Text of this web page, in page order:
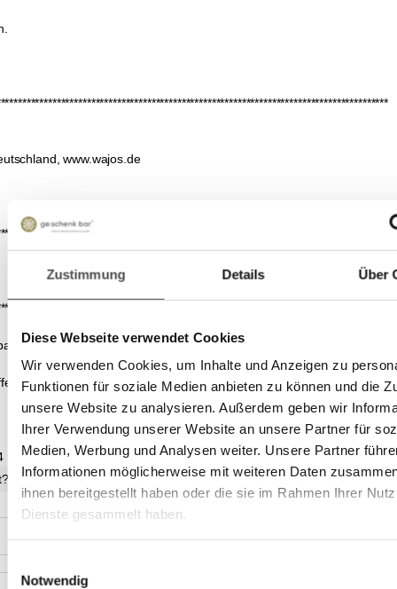
Zustimmung Details Über
Diese Webseite verwendet Cookies
Wir verwenden Cookies, um Inhalte und Anzeigen zu
Funktionen für soziale Medien anbieten zu können und die
unsere Website zu analysieren. Außerdem geben wir
Ihrer Verwendung unserer Website an unsere Partner für
Medien, Werbung und Analysen weiter. Unsere Partner
Informationen möglicherweise mit weiteren Daten
ihnen bereitgestellt haben oder die sie im Rahmen Ihrer
Dienste gesammelt haben.
Notwendig
www.wajos.de
Erste Güteklasse - direkt aus Oliven ausschließlich mit
GROSS-geschrieben.